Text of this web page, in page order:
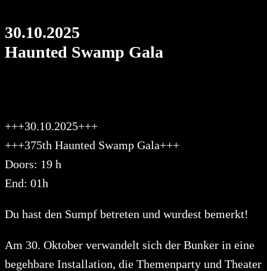
30.10.2025
Haunted Swamp Gala
+++30.10.2025+++
+++375th Haunted Swamp Gala+++
Doors: 19 h
End: 01h
Du hast den Sumpf betreten und wurdest bemerkt!
Am 30. Oktober verwandelt sich der Bunker in eine
begehbare Installation, die Themenparty und Theater